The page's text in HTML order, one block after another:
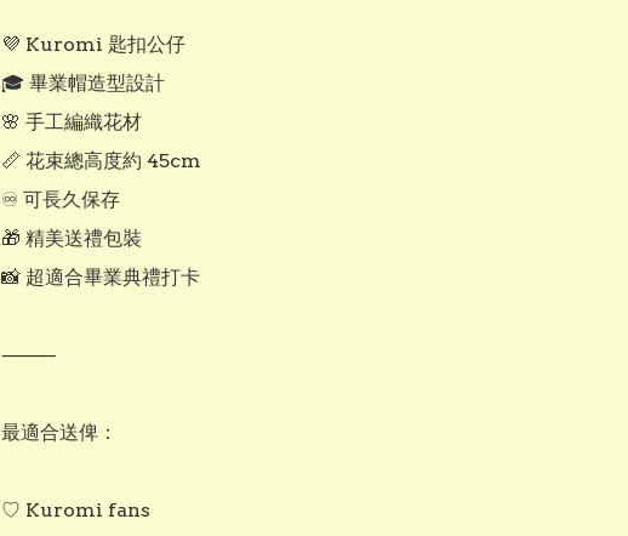
💜 Kuromi 匙扣公仔
🎓 畢業帽造型設計
🌸 手工編織花材
📏 花束總高度約 45cm
♾ 可長久保存
🎁 精美送禮包裝
📸 超適合畢業典禮打卡
⸻
最適合送俾：
♡ Kuromi fans